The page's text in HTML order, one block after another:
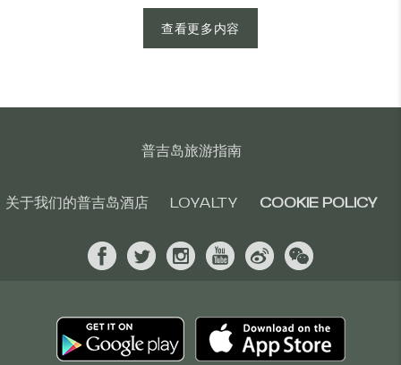
查看更多内容
普吉岛旅游指南
关于我们的普吉岛酒店 LOYALTY COOKIE POLICY